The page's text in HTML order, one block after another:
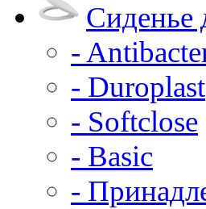
Сиденье
-
- Duroplast
- Softclose
- Basic
-